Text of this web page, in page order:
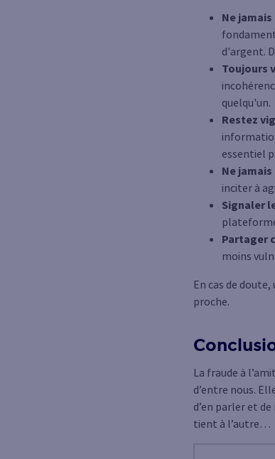
Ne
d'argent.
Toujours
quelqu'un.
Restez
essentiel
Ne
inciter à
Signaler
Partager
moins
En cas de
proche.
La fraude à
d’entre nous.
d’en parler et
tient à l’autre…